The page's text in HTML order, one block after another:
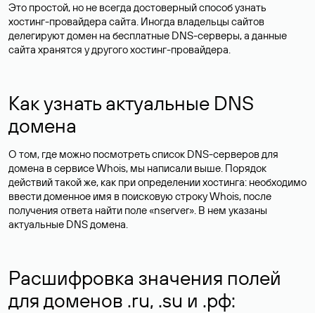
Это простой, но не всегда достоверный способ узнать
хостинг-провайдера сайта. Иногда владельцы сайтов
делегируют домен на бесплатные DNS-серверы, а данные
сайта хранятся у другого хостинг-провайдера.
Как узнать актуальные DNS
домена
О том, где можно посмотреть список DNS-серверов для
домена в сервисе Whois, мы написали выше. Порядок
действий такой же, как при определении хостинга: необходимо
ввести доменное имя в поисковую строку Whois, после
получения ответа найти поле «nserver». В нем указаны
актуальные DNS домена.
Расшифровка значения полей
для доменов .ru, .su и .рф: